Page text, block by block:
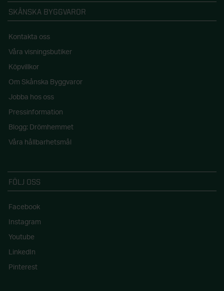
SKÅNSKA BYGGVAROR
Kontakta oss
Våra visningsbutiker
Köpvillkor
Om Skånska Byggvaror
Jobba hos oss
Pressinformation
Blogg: Drömhemmet
Våra hållbarhetsmål
FÖLJ OSS
Facebook
Instagram
Youtube
LinkedIn
Pinterest